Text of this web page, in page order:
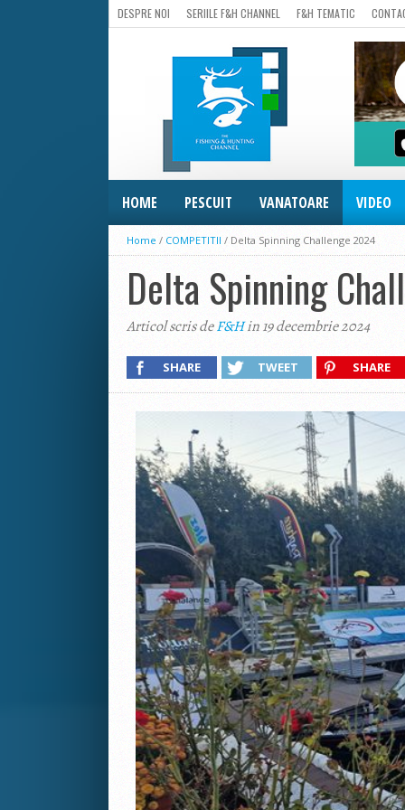
DESPRE NOI SERIILE F&H CHANNEL F&H TEMATIC
HOME PESCUIT VANATOARE VIDEO
Home / COMPETITII / Delta Spinning Challenge 2024
Delta Spinning
Articol scris deF&Hin 19 decembrie 2024
SHARE TWEET SHARE